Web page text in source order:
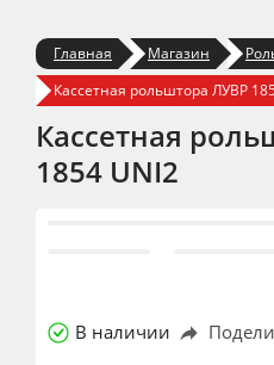
Главная Магазин
Кассетная рольштора ЛУВР
Кассетная
1854 UNI2
В наличии